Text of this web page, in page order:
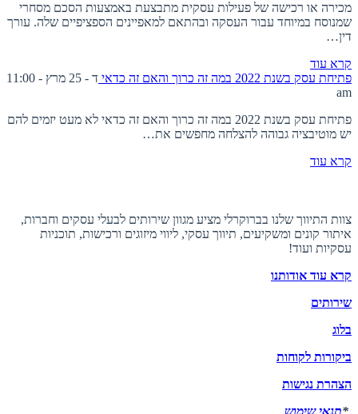
מכירה או רכישה של פעילות עסקית מתבצעת באמצעות הסכם מסחרי
שמנוסח במיוחד עבור העסקה ובהתאם למאפיינים הספציפיים שלה. עורך
דין…
קרא עוד
פתיחת עסק בשנת 2022 במה זה כרוך והאם זה כדאי
ד - 25 מרץ - 11:00
am
פתיחת עסק בשנת 2022 במה זה כרוך והאם זה כדאי לא מעט יזמים להם
יש מוטיבציה גבוהה להצלחה מחפשים את…
קרא עוד
צוות התיווך שלנו בברוקרלי מציע מגוון שירותים לבעלי עסקים וחברות,
איתור קונים ומשקיעים, תיווך עסקי, ליווי מיזוגים ורכישות, תוכניות
עסקיות ועוד!
קרא עוד אודותנו
שירותים
בלוג
ביקורות לקוחות
הצהרת נגישות
*תנאי שימוש